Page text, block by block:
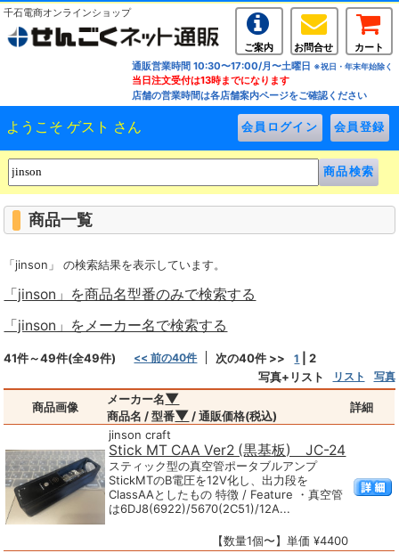
千石電商オンラインショップ
ご案内 お問合せ
カート
通販営業時間 10:30〜17:00/月〜土曜日 ※祝日・年末年始除く
当日注文受付は13時までになります
店舗の営業時間は各店舗案内ページをご確認ください
ようこそ ゲスト さん
商品一覧
「jinson」 の検索結果を表示しています。
「jinson」を商品名型番のみで検索する
「jinson」をメーカー名で検索する
41件～49件(全49件) << 前の40件 次の40件 >> 1 |2
写真+リスト
リスト 写真
商品画像
メーカー名▼
商品名 / 型番▼ / 通販価格(税込)
詳細
jinson craft
Stick MT CAA Ver2 (黒基板) JC-24
スティック型の真空管ポータブルアンプ
StickMTのB電圧を12V化し、出力段を
ClassAAとしたもの 特徴 / Feature ・真空管
は6DJ8(6922)/5670(2C51)/12A...
【数量1個〜】単価 ¥4400